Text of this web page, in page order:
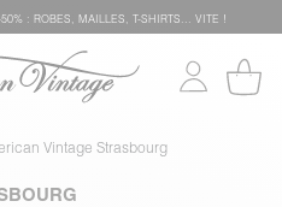
: ROBES, MAILLES, T-SHIRTS... VITE !
Vintage Strasbourg